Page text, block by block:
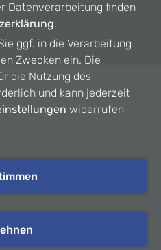
Datenverarbeitung finden
.
ggf. in die Verarbeitung
Zwecken ein. Die
die Nutzung des
und kann jederzeit
widerrufen